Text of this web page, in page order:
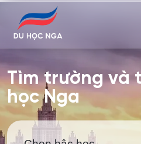
Tìm trường và
học Nga